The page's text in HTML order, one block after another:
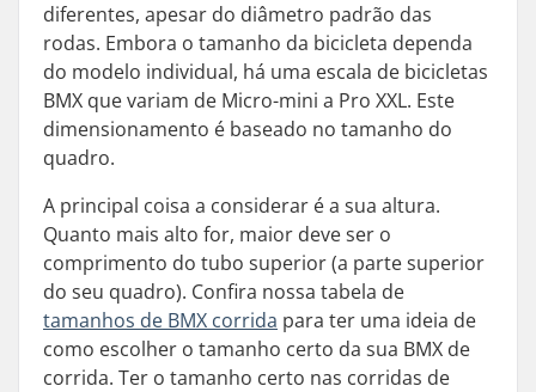
diferentes, apesar do diâmetro padrão das
rodas. Embora o tamanho da bicicleta dependa
do modelo individual, há uma escala de bicicletas
BMX que variam de Micro-mini a Pro XXL. Este
dimensionamento é baseado no tamanho do
quadro.
A principal coisa a considerar é a sua altura.
Quanto mais alto for, maior deve ser o
comprimento do tubo superior (a parte superior
do seu quadro). Confira nossa tabela de
tamanhos de BMX corrida para ter uma ideia de
como escolher o tamanho certo da sua BMX de
corrida. Ter o tamanho certo nas corridas de